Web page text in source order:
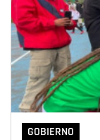
GOBIERNO